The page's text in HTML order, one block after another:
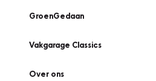
GroenGedaan
Vakgarage Classics
Over ons